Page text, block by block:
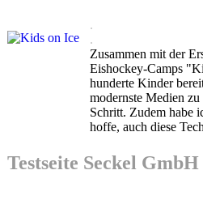
.
.
Zusammen mit der
Eishockey-Camps
hunderte Kinder
modernste Medien
Schritt. Zudem habe
hoffe, auch diese
Testseite Seckel